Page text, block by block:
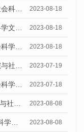
8月13日《中国新闻网》报道我院与社会科学文献出版社联合发布的《广州蓝皮书：广州社会发展报告（2023）》媒体文章 2023-08-18
8月12日《大洋网》报道我院与社会科学文献出版社联合发布的《广州蓝皮书：广州社会发展报告（2023）》媒体文章 2023-08-18
8月12日《信息时报》报道我院与社会科学文献出版社联合发布的《广州蓝皮书：广州社会发展报告（2023）》媒体文章 2023-08-18
7月13日《广州日报大洋网》报道我院与社会科学文献出版社联合发布了《广州蓝皮书：广州城乡融合发展报告（2023）》的视频采访 2023-07-19
7月13日《广州日报》报道我院与社会科学文献出版社联合发布了《广州蓝皮书：广州城乡融合发展报告（2023）》的视频采访 2023-07-18
8月3日《羊城晚报•羊城派》报道我院与社会科学文献出版社联合发布的《广州蓝皮书：广州城市国际化发展报告（2023）——中国式现代化与城市国际化》媒体文章 2023-08-08
8月3日《时代在线》报道我院与社会科学文献出版社联合发布的《广州蓝皮书：广州城市国际化发展报告（2023）——中国式现代化与城市国际化》媒体文章 2023-08-08